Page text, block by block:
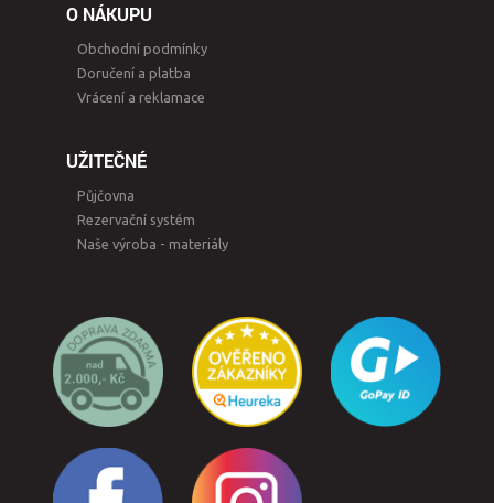
O NÁKUPU
Obchodní podmínky
Doručení a platba
Vrácení a reklamace
UŽITEČNÉ
Půjčovna
Rezervační systém
Naše výroba - materiály